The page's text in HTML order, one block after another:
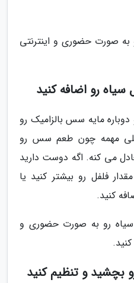
به صورت حضوری و اینترنتی
رو اضافه کنید
مایه سس بالزامیک رو
مهمه چون طعم سس رو
می کنه. اگه دوست دارید
فلفل رو بیشتر کنید یا
کنید.
رو به صورت حضوری و
و تنظیم کنید